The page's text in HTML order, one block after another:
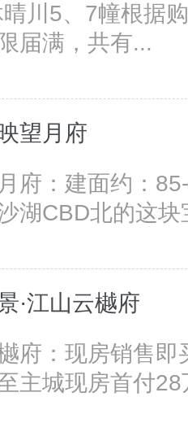
晴川5、7幢根据
届满，共有...
望月府
府：建面约：
湖CBD北的这块
·江山云樾府
府：现房销售
主城现房首付28